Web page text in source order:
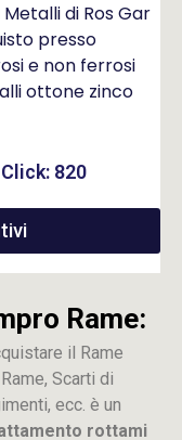
di Ros Gar
presso
e non ferrosi
ottone zinco
Click: 820
Rame:
il Rame
Scarti di
ecc. è un
rottami